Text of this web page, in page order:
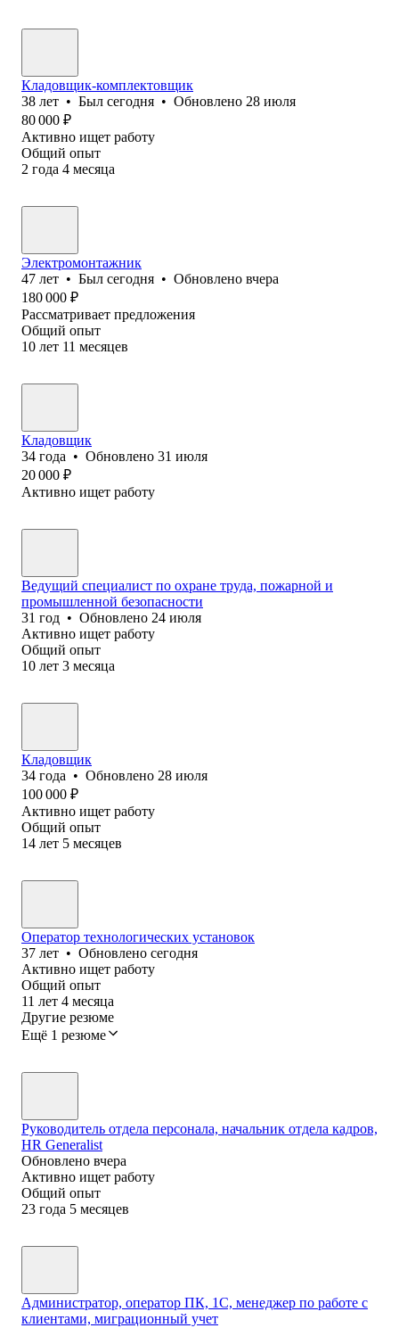
Кладовщик-комплектовщик
38 лет • Был сегодня • Обновлено 28 июля
80 000 ₽
Активно ищет работу
Общий опыт
2 года 4 месяца
Электромонтажник
47 лет • Был сегодня • Обновлено вчера
180 000 ₽
Рассматривает предложения
Общий опыт
10 лет 11 месяцев
Кладовщик
34 года • Обновлено 31 июля
20 000 ₽
Активно ищет работу
Ведущий специалист по охране труда, пожарной и
промышленной безопасности
31 год • Обновлено 24 июля
Активно ищет работу
Общий опыт
10 лет 3 месяца
Кладовщик
34 года • Обновлено 28 июля
100 000 ₽
Активно ищет работу
Общий опыт
14 лет 5 месяцев
Оператор технологических установок
37 лет • Обновлено сегодня
Активно ищет работу
Общий опыт
11 лет 4 месяца
Другие резюме
Ещё 1 резюме
Руководитель отдела персонала, начальник отдела кадров,
HR Generalist
Обновлено вчера
Активно ищет работу
Общий опыт
23 года 5 месяцев
Администратор, оператор ПК, 1С, менеджер по работе с
клиентами, миграционный учет